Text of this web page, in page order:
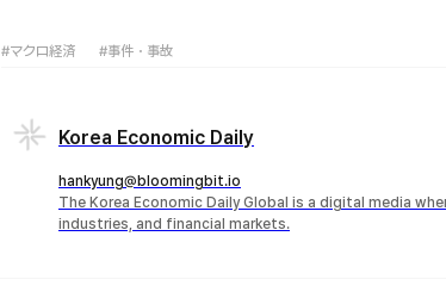
#マクロ経済 #事件・事故
Korea Economic Daily
hankyung@bloomingbit.io
The Korea Economic Daily Global is a digital media
industries, and financial markets.